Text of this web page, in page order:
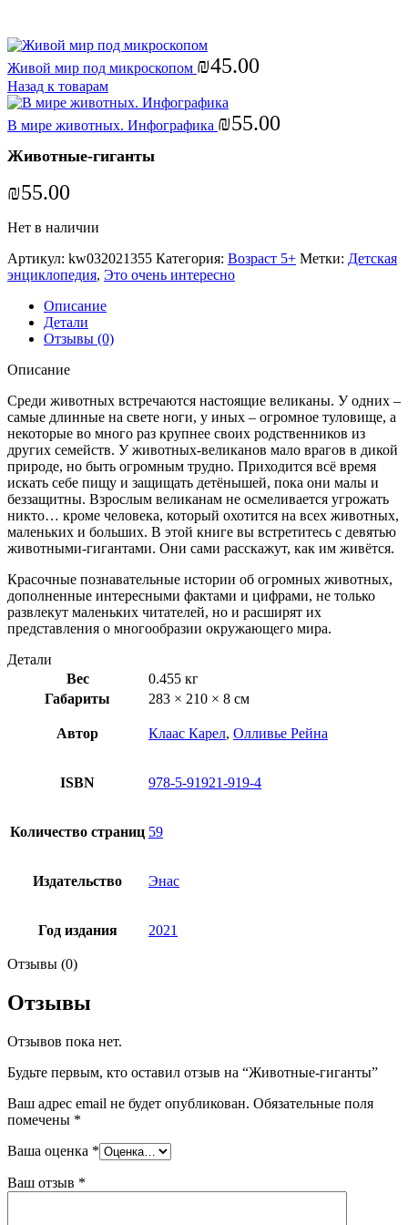
Живой мир под микроскопом ₪45.00
Назад к товарам
В мире животных. Инфографика ₪55.00
Животные-гиганты
₪55.00
Нет в наличии
Артикул: kw032021355 Категория: Возраст 5+ Метки: Детская
энциклопедия, Это очень интересно
Описание
Детали
Отзывы (0)
Описание
Среди животных встречаются настоящие великаны. У одних –
самые длинные на свете ноги, у иных – огромное туловище, а
некоторые во много раз крупнее своих родственников из
других семейств. У животных-великанов мало врагов в дикой
природе, но быть огромным трудно. Приходится всё время
искать себе пищу и защищать детёнышей, пока они малы и
беззащитны. Взрослым великанам не осмеливается угрожать
никто… кроме человека, который охотится на всех животных,
маленьких и больших. В этой книге вы встретитесь с девятью
животными-гигантами. Они сами расскажут, как им живётся.
Красочные познавательные истории об огромных животных,
дополненные интересными фактами и цифрами, не только
развлекут маленьких читателей, но и расширят их
представления о многообразии окружающего мира.
Детали
Вес
0.455 кг
Габариты
283 × 210 × 8 см
Автор Клаас Карел, Олливье Рейна
ISBN 978-5-91921-919-4
Количество страниц 59
Издательство Энас
Год издания 2021
Отзывы (0)
Отзывы
Отзывов пока нет.
Будьте первым, кто оставил отзыв на “Животные-гиганты”
Ваш адрес email не будет опубликован. Обязательные поля
помечены *
Ваша оценка *
Ваш отзыв *